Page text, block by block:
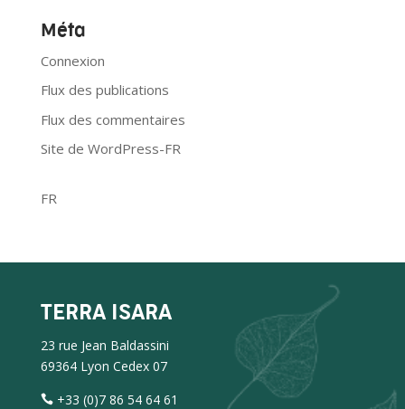
Méta
Connexion
Flux des publications
Flux des commentaires
Site de WordPress-FR
FR
TERRA ISARA
23 rue Jean Baldassini
69364 Lyon Cedex 07
+33 (0)7 86 54 64 61